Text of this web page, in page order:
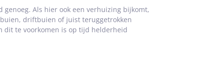
Als hier ook een verhuizing bijkomt,
driftbuien of juist teruggetrokken
dit te voorkomen is op tijd helderheid